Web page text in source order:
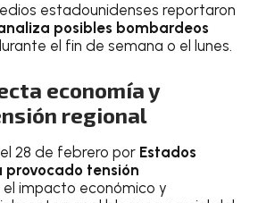
estadounidenses reportaron
posibles bombardeos
el fin de semana o el lunes.
economía y
regional
28 de febrero por Estados
provocado tensión
el impacto económico y